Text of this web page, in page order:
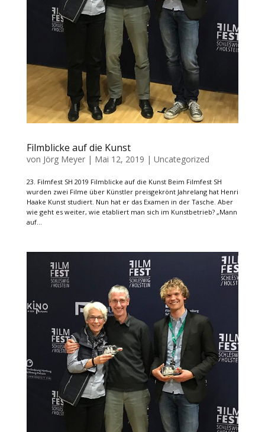
Filmblicke auf die Kunst
von Jörg Meyer| Mai 12, 2019 | Uncategorized
23. Filmfest SH 2019 Filmblicke auf die Kunst Beim Filmfest SH
wurden zwei Filme über Künstler preisgekrönt Jahrelang hat Henri
Haake Kunst studiert. Nun hat er das Examen in der Tasche. Aber
wie geht es weiter, wie etabliert man sich im Kunstbetrieb? „Mann
auf...